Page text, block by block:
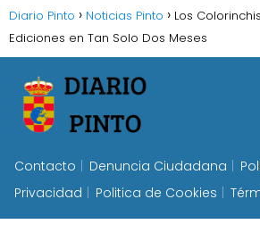
Diario Pinto Noticias Pinto
Los
Ediciones en Tan Solo Dos Meses
Contacto Denuncia Ciudadana
Privacidad
Politica de Cookies